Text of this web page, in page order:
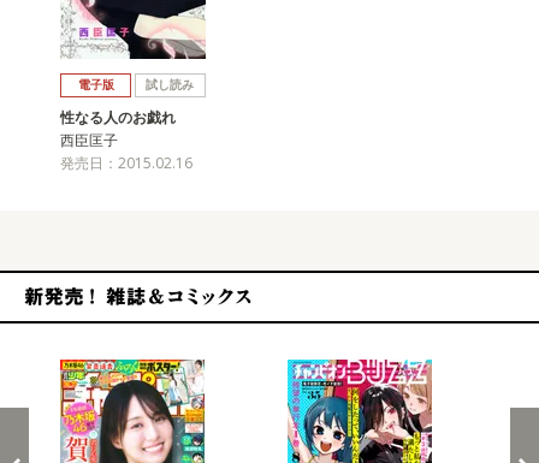
電子版 試し読み
性なる人のお戯れ
西臣匡子
発売日：2015.02.16